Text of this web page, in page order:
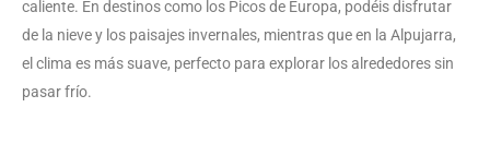
caliente. En destinos como los Picos de Europa, podéis disfrutar
de la nieve y los paisajes invernales, mientras que en la Alpujarra,
el clima es más suave, perfecto para explorar los alrededores sin
pasar frío.